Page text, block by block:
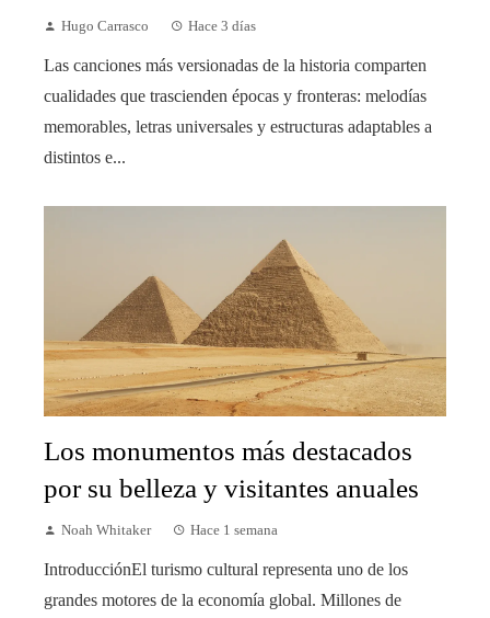
Hugo Carrasco Hace 3 días
Las canciones más versionadas de la historia comparten
cualidades que trascienden épocas y fronteras: melodías
memorables, letras universales y estructuras adaptables a
distintos e...
Los monumentos más destacados
por su belleza y visitantes anuales
Noah Whitaker Hace 1 semana
IntroducciónEl turismo cultural representa uno de los
grandes motores de la economía global. Millones de